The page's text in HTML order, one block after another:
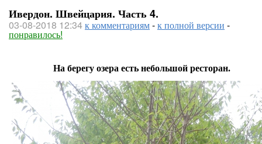
Ивердон. Швейцария. Часть 4.
03-08-2018 12:34к комментариям-к полной версии -
понравилось!
На берегу озера есть небольшой ресторан.